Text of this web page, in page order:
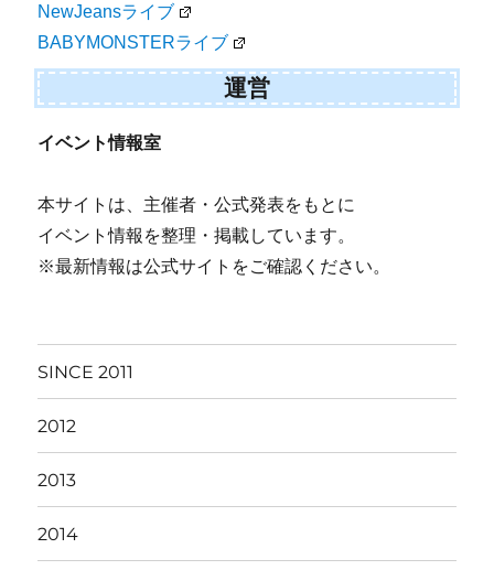
NewJeansライブ
BABYMONSTERライブ
運営
イベント情報室
本サイトは、主催者・公式発表をもとに
イベント情報を整理・掲載しています。
※最新情報は公式サイトをご確認ください。
SINCE 2011
2012
2013
2014